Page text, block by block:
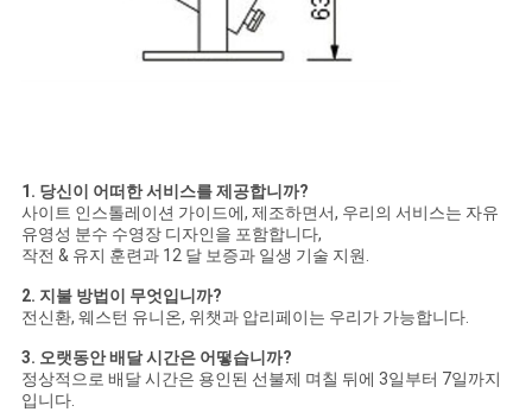
1. 당신이 어떠한 서비스를 제공합니까?
사이트 인스톨레이션 가이드에, 제조하면서, 우리의 서비스는 자유
유영성 분수 수영장 디자인을 포함합니다,
작전 & 유지 훈련과 12 달 보증과 일생 기술 지원.
2. 지불 방법이 무엇입니까?
전신환, 웨스턴 유니온, 위챗과 압리페이는 우리가 가능합니다.
3. 오랫동안 배달 시간은 어떻습니까?
정상적으로 배달 시간은 용인된 선불제 며칠 뒤에 3일부터 7일까지
입니다.